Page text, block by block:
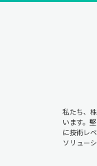
私たち、
います。
に技術レ
ソリュー